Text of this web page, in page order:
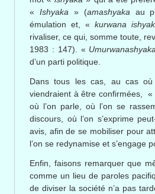
« Ishyaka » (amashyaka au
émulation et, «kurwana
rivaliser, ce qui, somme toute,
1983 : 147). «
d’un parti politique.
Dans tous les cas, au cas où
viendraient à être confirmées, «
où l’on parle, où l’on se
discours, où l’on s’exprime
avis, afin de se mobiliser pour
l’on se redynamise et s’engage
Enfin, faisons remarquer que
comme un lieu de paroles
de diviser la société n’a pas